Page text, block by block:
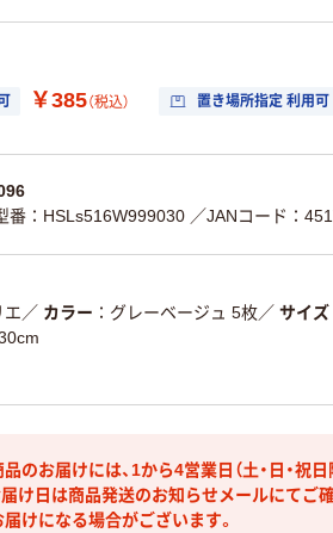
￥385（税込） 置き場所指定 利用可
番：HSLs516W999030 ／JANコード：
エ ／ カラー グレーベージュ 5枚／ サイズ
のお届けには、1から4営業日（土・日・祝
け日は商品発送のお知らせメールにてご
けになる場合がございます。